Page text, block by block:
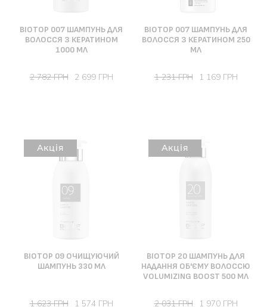
BIOTOP 007 ШАМПУНЬ ДЛЯ
ВОЛОССЯ З КЕРАТИНОМ
1000 МЛ
2 782 ГРН 2 699 ГРН
BIOTOP 007 ШАМПУНЬ ДЛЯ
ВОЛОССЯ З КЕРАТИНОМ 250
МЛ
1 231 ГРН 1 169 ГРН
Акція
BIOTOP 09 ОЧИЩУЮЧИЙ
ШАМПУНЬ 330 МЛ
1 623 ГРН 1 574 ГРН
Акція
BIOTOP 20 ШАМПУНЬ ДЛЯ
НАДАННЯ ОБ'ЄМУ ВОЛОССЮ
VOLUMIZING BOOST 500 МЛ
2 031 ГРН 1 970 ГРН